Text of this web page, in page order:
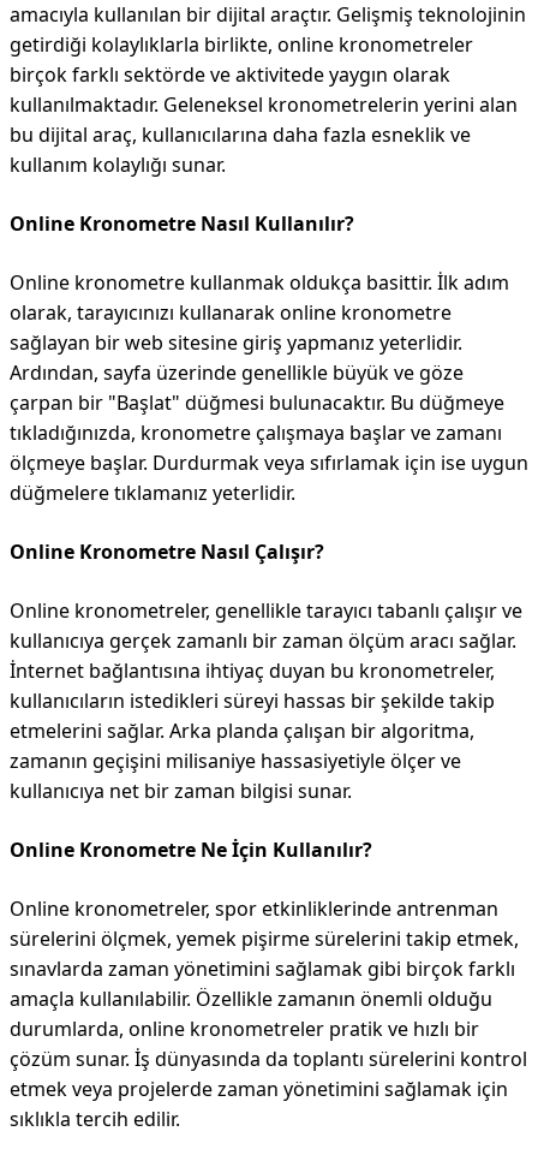
amacıyla kullanılan bir dijital araçtır. Gelişmiş teknolojinin
getirdiği kolaylıklarla birlikte, online kronometreler
birçok farklı sektörde ve aktivitede yaygın olarak
kullanılmaktadır. Geleneksel kronometrelerin yerini alan
bu dijital araç, kullanıcılarına daha fazla esneklik ve
kullanım kolaylığı sunar.
Online Kronometre Nasıl Kullanılır?
Online kronometre kullanmak oldukça basittir. İlk adım
olarak, tarayıcınızı kullanarak online kronometre
sağlayan bir web sitesine giriş yapmanız yeterlidir.
Ardından, sayfa üzerinde genellikle büyük ve göze
çarpan bir "Başlat" düğmesi bulunacaktır. Bu düğmeye
tıkladığınızda, kronometre çalışmaya başlar ve zamanı
ölçmeye başlar. Durdurmak veya sıfırlamak için ise uygun
düğmelere tıklamanız yeterlidir.
Online Kronometre Nasıl Çalışır?
Online kronometreler, genellikle tarayıcı tabanlı çalışır ve
kullanıcıya gerçek zamanlı bir zaman ölçüm aracı sağlar.
İnternet bağlantısına ihtiyaç duyan bu kronometreler,
kullanıcıların istedikleri süreyi hassas bir şekilde takip
etmelerini sağlar. Arka planda çalışan bir algoritma,
zamanın geçişini milisaniye hassasiyetiyle ölçer ve
kullanıcıya net bir zaman bilgisi sunar.
Online Kronometre Ne İçin Kullanılır?
Online kronometreler, spor etkinliklerinde antrenman
sürelerini ölçmek, yemek pişirme sürelerini takip etmek,
sınavlarda zaman yönetimini sağlamak gibi birçok farklı
amaçla kullanılabilir. Özellikle zamanın önemli olduğu
durumlarda, online kronometreler pratik ve hızlı bir
çözüm sunar. İş dünyasında da toplantı sürelerini kontrol
etmek veya projelerde zaman yönetimini sağlamak için
sıklıkla tercih edilir.